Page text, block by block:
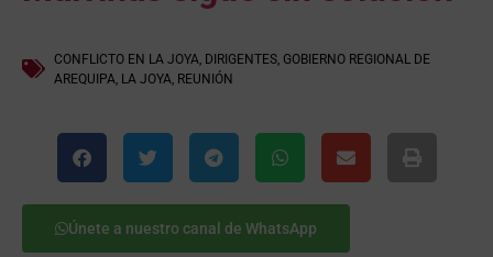
CONFLICTO EN LA JOYA, DIRIGENTES, GOBIERNO REGIONAL DE
AREQUIPA, LA JOYA, REUNIÓN
Únete a nuestro canal de WhatsApp